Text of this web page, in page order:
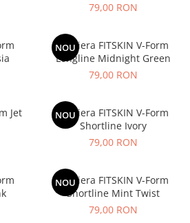
79,00 RON
NOU
Bustiera FITSKIN V-Form
Longline Midnight Green
79,00 RON
Jet
NOU
Bustiera FITSKIN V-Form
Shortline Ivory
79,00 RON
NOU
Bustiera FITSKIN V-Form
Shortline Mint Twist
79,00 RON